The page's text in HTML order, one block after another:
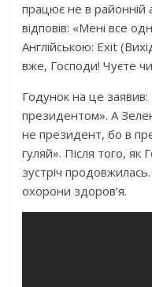
працює не в районній
відповів: «Мені все
Англійською: Exit
вже, Господи! Чуєте чи
Годунок на це
президентом». А
не президент, бо в
гуляй». Після того,
зустріч
охорони здоров’я.